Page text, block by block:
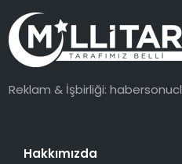
Reklam & İşbirliği:
Hakkımızda